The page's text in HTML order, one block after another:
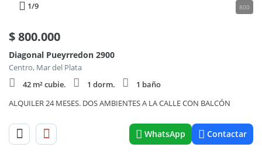
1/9 800
$800.000
Diagonal Pueyrredon 2900
Centro, Mar del Plata
42 m² cubie.
1 dorm.
1 baño
ALQUILER 24 MESES. DOS AMBIENTES A LA CALLE CON BALCÓN
WhatsApp Contactar